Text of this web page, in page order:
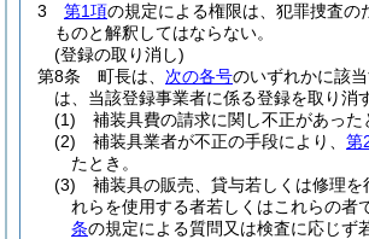
3
第1項の規定による権限は、犯罪捜査の
ものと解釈してはならない。
(登録の取り消し)
第8条
町長は、 次の各号のいずれかに該
は、当該登録事業者に係る登録を取り消
(1)
補装具費の請求に関し不正があった
(2)
補装具業者が不正の手段により、 第
たとき。
(3)
補装具の販売、貸与若しくは修理を
れらを使用する者若しくはこれらの者
条の規定による質問又は検査に応じず